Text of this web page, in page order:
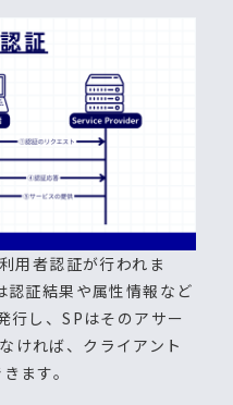
用者認証が行われま
証結果や属性情報など
行し、SPはそのアサー
ければ、クライアント
ます。